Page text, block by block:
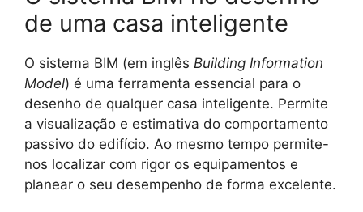
de uma casa inteligente
O sistema BIM (em inglês Building Information
Model) é uma ferramenta essencial para o
desenho de qualquer casa inteligente. Permite
a visualização e estimativa do comportamento
passivo do edifício. Ao mesmo tempo permite-
nos localizar com rigor os equipamentos e
planear o seu desempenho de forma excelente.